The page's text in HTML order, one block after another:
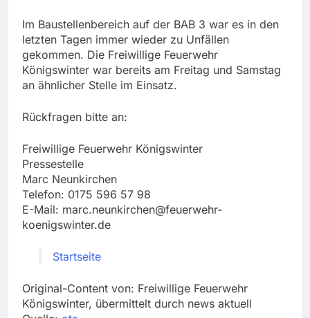
Im Baustellenbereich auf der BAB 3 war es in den
letzten Tagen immer wieder zu Unfällen
gekommen. Die Freiwillige Feuerwehr
Königswinter war bereits am Freitag und Samstag
an ähnlicher Stelle im Einsatz.
Rückfragen bitte an:
Freiwillige Feuerwehr Königswinter
Pressestelle
Marc Neunkirchen
Telefon: 0175 596 57 98
E-Mail: marc.neunkirchen@feuerwehr-
koenigswinter.de
Startseite
Original-Content von: Freiwillige Feuerwehr
Königswinter, übermittelt durch news aktuell